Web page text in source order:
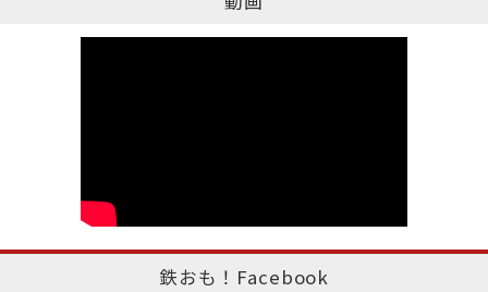
鉄おも！Facebook